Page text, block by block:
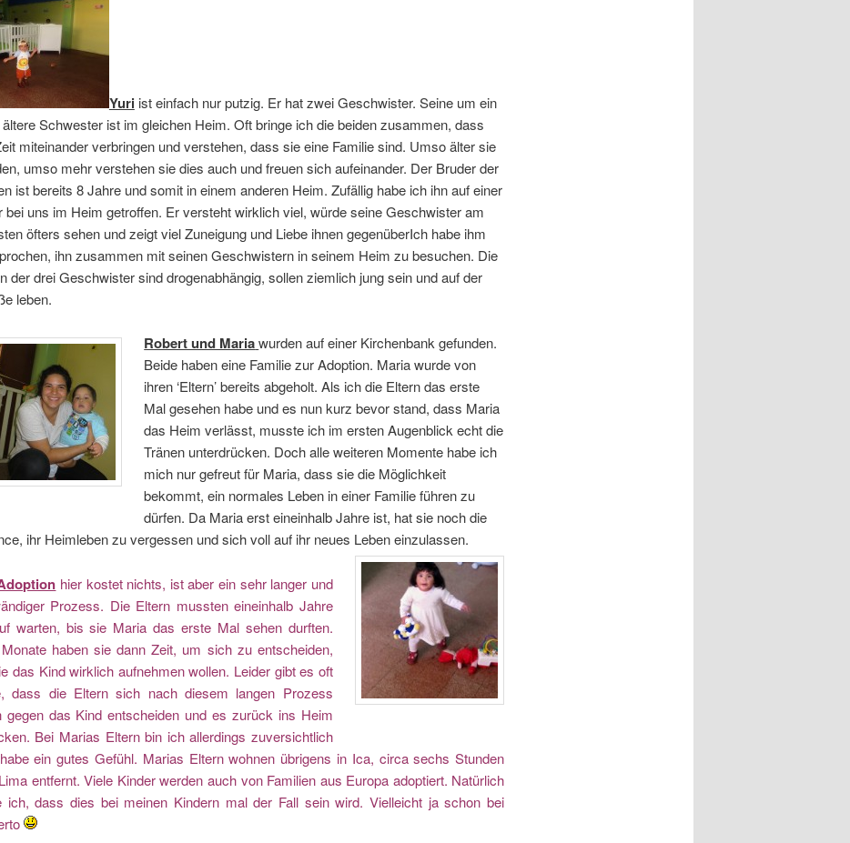
Yuriist einfach nur putzig. Er hat zwei Geschwister. Seine um ein
Schwester ist im gleichen Heim. Oft bringe ich die beiden zusammen, dass
miteinander verbringen und verstehen, dass sie eine Familie sind. Umso älter sie
umso mehr verstehen sie dies auch und freuen sich aufeinander. Der Bruder der
ist bereits 8 Jahre und somit in einem anderen Heim. Zufällig habe ich ihn auf einer
bei uns im Heim getroffen. Er versteht wirklich viel, würde seine Geschwister am
öfters sehen und zeigt viel Zuneigung und Liebe ihnen gegenüberIch habe ihm
ihn zusammen mit seinen Geschwistern in seinem Heim zu besuchen. Die
der drei Geschwister sind drogenabhängig, sollen ziemlich jung sein und auf der
leben.
Robert und Maria wurden auf einer Kirchenbank gefunden.
Beide haben eine Familie zur Adoption. Maria wurde von
ihren ‘Eltern’ bereits abgeholt. Als ich die Eltern das erste
Mal gesehen habe und es nun kurz bevor stand, dass Maria
das Heim verlässt, musste ich im ersten Augenblick echt die
Tränen unterdrücken. Doch alle weiteren Momente habe ich
mich nur gefreut für Maria, dass sie die Möglichkeit
bekommt, ein normales Leben in einer Familie führen zu
dürfen. Da Maria erst eineinhalb Jahre ist, hat sie noch die
ihr Heimleben zu vergessen und sich voll auf ihr neues Leben einzulassen.
hier kostet nichts, ist aber ein sehr langer und
Prozess. Die Eltern mussten eineinhalb Jahre
warten, bis sie Maria das erste Mal sehen durften.
haben sie dann Zeit, um sich zu entscheiden,
das Kind wirklich aufnehmen wollen. Leider gibt es oft
dass die Eltern sich nach diesem langen Prozess
gegen das Kind entscheiden und es zurück ins Heim
Bei Marias Eltern bin ich allerdings zuversichtlich
ein gutes Gefühl. Marias Eltern wohnen übrigens in Ica, circa sechs Stunden
entfernt. Viele Kinder werden auch von Familien aus Europa adoptiert. Natürlich
ich, dass dies bei meinen Kindern mal der Fall sein wird. Vielleicht ja schon bei